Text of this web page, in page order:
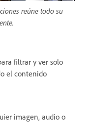
reúne todo su
filtrar y ver solo
el contenido
imagen, audio o